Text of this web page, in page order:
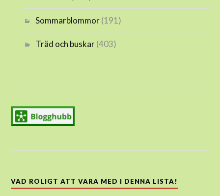
Sommarblommor(191)
Träd och buskar(403)
VAD ROLIGT ATT VARA MED I DENNA LISTA!